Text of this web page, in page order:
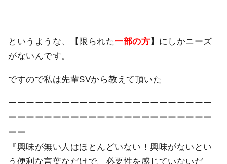
というような、【限られた一部の方】 にしかニーズ
がないんです。
ですので私は先輩SVから教えて頂いた
ーーーーーーーーーーーーーーーーーーーーーーー
ーーーーーーーーーーーーーーーーーーーーーーー
ーー
『興味が無い人はほとんどいない！興味がないとい
う便利な言葉なだけで、必要性を感じていないだ